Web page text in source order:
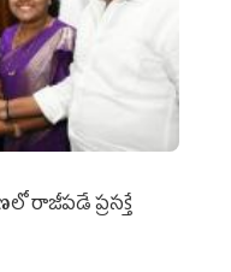
రాజీపడే ప్రసక్తే